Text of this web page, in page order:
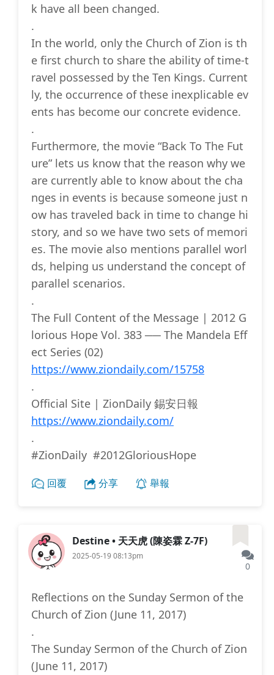
k have all been changed.
.
In the world, only the Church of Zion is th
e first church to share the ability of time-t
ravel possessed by the Ten Kings. Current
ly, the occurrence of these inexplicable ev
ents has become our concrete evidence.
.
Furthermore, the movie “Back To The Fut
ure” lets us know that the reason why we
are currently able to know about the cha
nges in events is because someone just n
ow has traveled back in time to change hi
story, and so we have two sets of memori
es. The movie also mentions parallel worl
ds, helping us understand the concept of
parallel scenarios.
.
The Full Content of the Message | 2012 G
lorious Hope Vol. 383 ── The Mandela Eff
ect Series (02)
https://www.ziondaily.com/15758
.
Official Site | ZionDaily 錫安日報
https://www.ziondaily.com/
.
#ZionDaily #2012GloriousHope
回覆 分享 舉報
Destine • 天天虎 (陳姿霖 Z-7F)
2025-05-19 08:13pm
0
Reflections on the Sunday Sermon of the
Church of Zion (June 11, 2017)
.
The Sunday Sermon of the Church of Zion
(June 11, 2017)